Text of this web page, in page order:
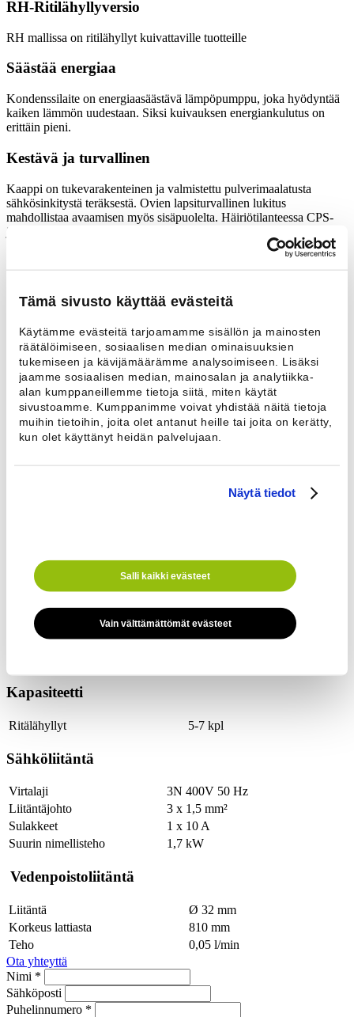
Tämä sivusto käyttää evästeitä
Käytämme evästeitä tarjoamamme sisällön ja mainosten
räätälöimiseen, sosiaalisen median ominaisuuksien
tukemiseen ja kävijämäärämme analysoimiseen. Lisäksi
jaamme sosiaalisen median, mainosalan ja analytiikka-
alan kumppaneillemme tietoja siitä, miten käytät
sivustoamme. Kumppanimme voivat yhdistää näitä tietoja
muihin tietoihin, joita olet antanut heille tai joita on kerätty,
kun olet käyttänyt heidän palvelujaan.
Näytä tiedot
Salli kaikki evästeet
Vain välttämättömät evästeet
RH-Ritilähyllyversio
RH mallissa on ritilähyllyt kuivattaville tuotteille
Säästää energiaa
Kondenssilaite on energiaasäästävä lämpöpumppu, joka hyödyntää
kaiken lämmön uudestaan. Siksi kuivauksen energiankulutus on
erittäin pieni.
Kestävä ja turvallinen
Kaappi on tukevarakenteinen ja valmistettu pulverimaalatusta
sähkösinkitystä teräksestä. Ovien lapsiturvallinen lukitus
mahdollistaa avaamisen myös sisäpuolelta. Häiriötilanteessa CPS-
järjestelmä suojaa koneen sydäntä, kompressoria, vaurioitumiselta.
lämpöpumpputoiminnon ansiosta myöskään ilmanvaihtoa ei tarvitse
helpottamiseksi. Vedenpoistoliitäntä on kaapin oikeassa päädyssä
(tilauksesta saatavilla myös vasenpuoleisena). Kaapin nukkasuodatin
on helposti puhdistettavissa harjalla tai kädellä pyyhkäisten. Kaikki
huollon kannalta tärkeät komponentit on keskitetty huoltopaneelien
taakse.
Helppo käyttää
valitsemalla kuivausaika 0-120 min ajastimesta.
(esim. lastenvaatteet, ulkoiluasut) kuivaamiseen.
Nopea kuivaus
Tehokkaan ilmankierron ansiosta pyykki kuivuu kaapissa tasaisesti.
Kapasiteetti
Ritälähyllyt 5-7 kpl
Sähköliitäntä
Virtalaji
3N 400V 50 Hz
Liitäntäjohto
3 x 1,5 mm²
Sulakkeet
1 x 10 A
Suurin nimellisteho
1,7 kW
Vedenpoistoliitäntä
Liitäntä
Ø 32 mm
Korkeus lattiasta
810 mm
Teho
0,05 l/min
Ota yhteyttä
Nimi *
Sähköposti
Puhelinnumero *